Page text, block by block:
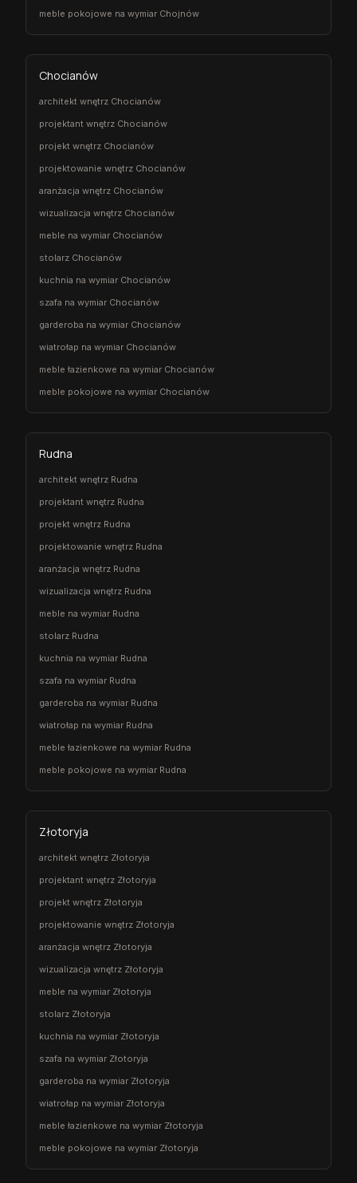
meble pokojowe na wymiar Chojnów
Chocianów
architekt wnętrz Chocianów
projektant wnętrz Chocianów
projekt wnętrz Chocianów
projektowanie wnętrz Chocianów
aranżacja wnętrz Chocianów
wizualizacja wnętrz Chocianów
meble na wymiar Chocianów
stolarz Chocianów
kuchnia na wymiar Chocianów
szafa na wymiar Chocianów
garderoba na wymiar Chocianów
wiatrołap na wymiar Chocianów
meble łazienkowe na wymiar Chocianów
meble pokojowe na wymiar Chocianów
Rudna
architekt wnętrz Rudna
projektant wnętrz Rudna
projekt wnętrz Rudna
projektowanie wnętrz Rudna
aranżacja wnętrz Rudna
wizualizacja wnętrz Rudna
meble na wymiar Rudna
stolarz Rudna
kuchnia na wymiar Rudna
szafa na wymiar Rudna
garderoba na wymiar Rudna
wiatrołap na wymiar Rudna
meble łazienkowe na wymiar Rudna
meble pokojowe na wymiar Rudna
Złotoryja
architekt wnętrz Złotoryja
projektant wnętrz Złotoryja
projekt wnętrz Złotoryja
projektowanie wnętrz Złotoryja
aranżacja wnętrz Złotoryja
wizualizacja wnętrz Złotoryja
meble na wymiar Złotoryja
stolarz Złotoryja
kuchnia na wymiar Złotoryja
szafa na wymiar Złotoryja
garderoba na wymiar Złotoryja
wiatrołap na wymiar Złotoryja
meble łazienkowe na wymiar Złotoryja
meble pokojowe na wymiar Złotoryja